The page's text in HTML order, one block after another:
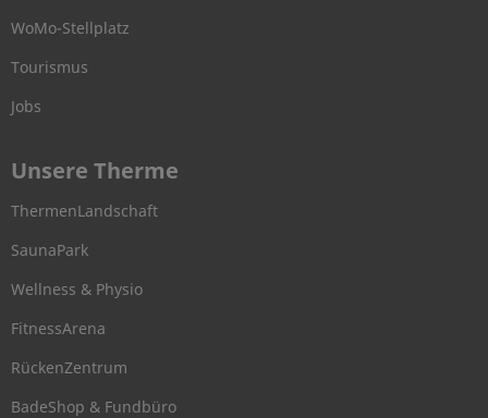
WoMo-Stellplatz
Tourismus
Jobs
Unsere Therme
ThermenLandschaft
SaunaPark
Wellness & Physio
FitnessArena
RückenZentrum
BadeShop & Fundbüro